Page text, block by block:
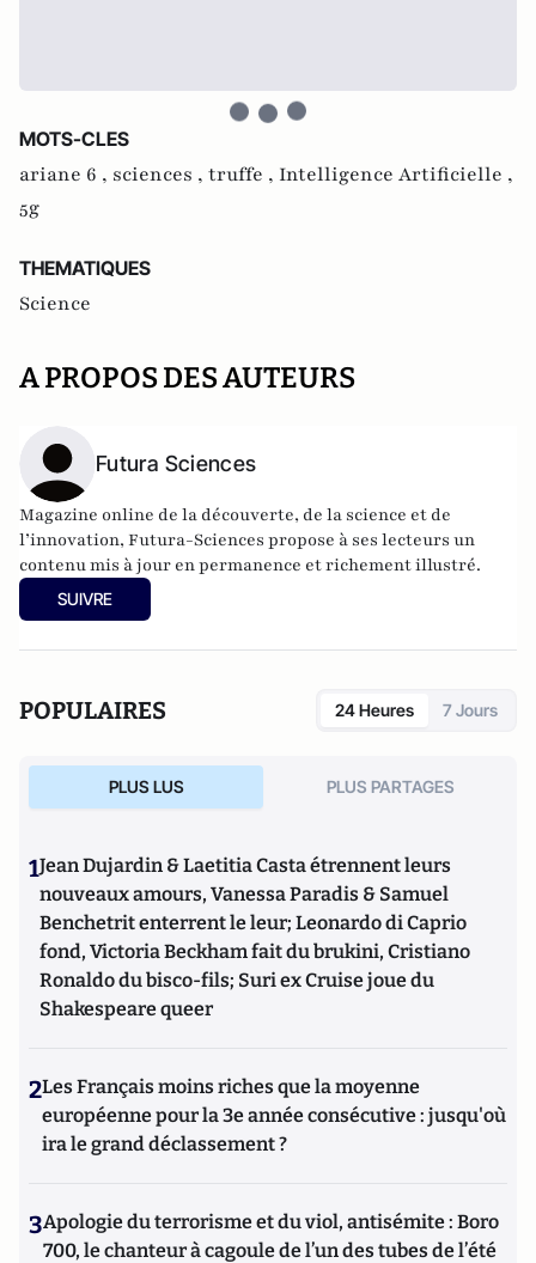
MOTS-CLES
ariane 6 , sciences , truffe , Intelligence Artificielle ,
5g
THEMATIQUES
Science
A PROPOS DES AUTEURS
Futura Sciences
Magazine online de la découverte, de la science et de
l’innovation, Futura-Sciences propose à ses lecteurs un
contenu mis à jour en permanence et richement illustré.
SUIVRE
POPULAIRES 24 Heures 7 Jours
PLUS LUS PLUS PARTAGES
1Jean Dujardin & Laetitia Casta étrennent leurs
nouveaux amours, Vanessa Paradis & Samuel
Benchetrit enterrent le leur; Leonardo di Caprio
fond, Victoria Beckham fait du brukini, Cristiano
Ronaldo du bisco-fils; Suri ex Cruise joue du
Shakespeare queer
2Les Français moins riches que la moyenne
européenne pour la 3e année consécutive : jusqu'où
ira le grand déclassement ?
3Apologie du terrorisme et du viol, antisémite : Boro
700, le chanteur à cagoule de l’un des tubes de l’été